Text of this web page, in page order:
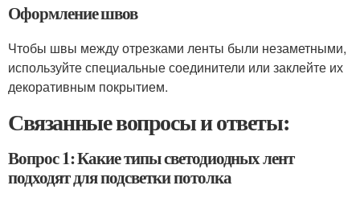
Оформление швов
Чтобы швы между отрезками ленты были незаметными,
используйте специальные соединители или заклейте их
декоративным покрытием.
Связанные вопросы и ответы:
Вопрос 1: Какие типы светодиодных лент
подходят для подсветки потолка